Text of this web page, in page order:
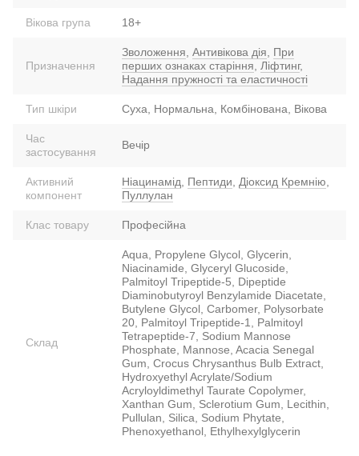
Вікова група 18+
Призначення
Зволоження Антивікова дія
При
перших ознаках старіння
Ліфтинг,
Надання пружності та еластичності
Тип шкіри Суха, Нормальна, Комбінована, Вікова
Час
застосування
Вечір
Активний
компонент
Ніацинамід Пептиди Діоксид Кремнію
Пуллулан
Клас товару Професійна
Склад
Aqua, Propylene Glycol, Glycerin,
Niacinamide, Glyceryl Glucoside,
Palmitoyl Tripeptide-5, Dipeptide
Diaminobutyroyl Benzylamide Diacetate,
Butylene Glycol, Carbomer, Polysorbate
20, Palmitoyl Tripeptide-1, Palmitoyl
Tetrapeptide-7, Sodium Mannose
Phosphate, Mannose, Acacia Senegal
Gum, Crocus Chrysanthus Bulb Extract,
Hydroxyethyl Acrylate/Sodium
Acryloyldimethyl Taurate Copolymer,
Xanthan Gum, Sclerotium Gum, Lecithin,
Pullulan, Silica, Sodium Phytate,
Phenoxyethanol, Ethylhexylglycerin